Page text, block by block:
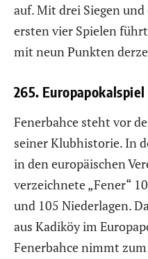
auf. Mit drei Siegen
ersten vier Spielen
mit neun Punkten
265. Europapokalspiel
Fenerbahce steht vor
seiner Klubhistorie. In
in den europäischen
verzeichnete „Fener“
und 105 Niederlagen.
aus Kadiköy im
Fenerbahce nimmt